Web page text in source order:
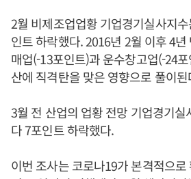
2월 비제조업업황 기업경기실사지
인트 하락했다. 2016년 2월 이후 4년
매업(-13포인트)과 운수창고업(-24
산에 직격탄을 맞은 영향으로 풀이된
3월 전 산업의 업황 전망 기업경기
다 7포인트 하락했다.
이번 조사는 코로나19가 본격적으